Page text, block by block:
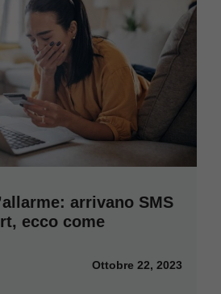
arrivano SMS
ecco come
Ottobre 22, 2023